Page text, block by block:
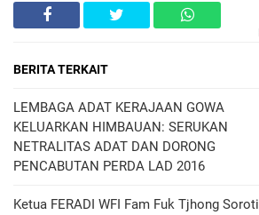
BERITA TERKAIT
LEMBAGA ADAT KERAJAAN GOWA
KELUARKAN HIMBAUAN: SERUKAN
NETRALITAS ADAT DAN DORONG
PENCABUTAN PERDA LAD 2016
Ketua FERADI WFI Fam Fuk Tjhong Soroti